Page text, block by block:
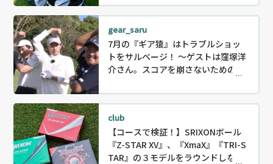
gear_saru
7月の『ギア猿』はトラブルショッ
トをサルベージ！ ～ゲストは窪塚洋
介さん。スコアを崩さないためのリ
club
【コースで検証！】SRIXONボール
『Z-STAR XV』、『XmaX』『TRI-S
TAR』の３モデルをラウンドしなが